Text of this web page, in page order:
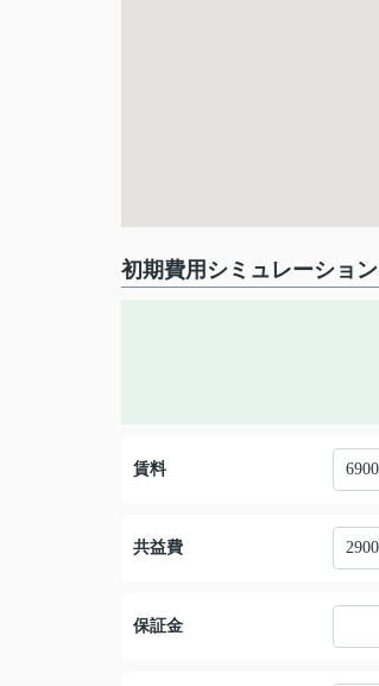
初期費用シミュレーション
賃料
共益費
保証金